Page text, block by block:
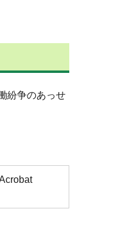
紛争のあっせ